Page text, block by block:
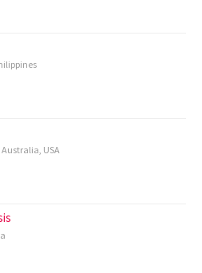
Australia, USA